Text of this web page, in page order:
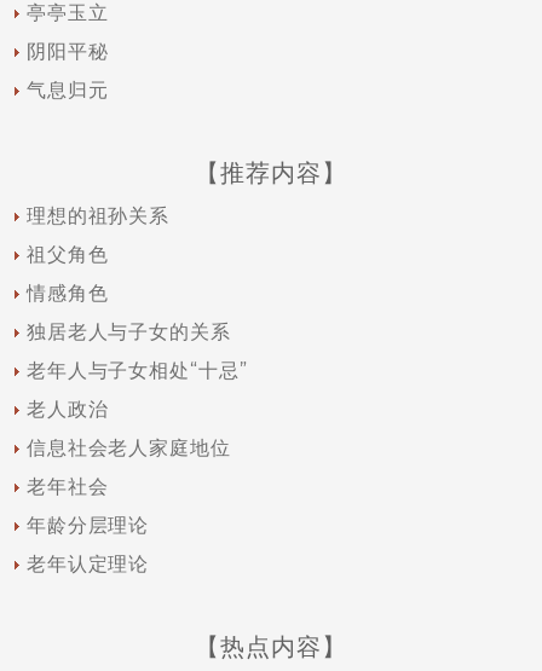
亭亭玉立
阴阳平秘
气息归元
【推荐内容】
理想的祖孙关系
祖父角色
情感角色
独居老人与子女的关系
老年人与子女相处“十忌”
老人政治
信息社会老人家庭地位
老年社会
年龄分层理论
老年认定理论
【热点内容】